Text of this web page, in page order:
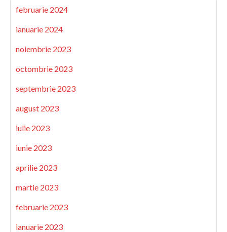
februarie 2024
ianuarie 2024
noiembrie 2023
octombrie 2023
septembrie 2023
august 2023
iulie 2023
iunie 2023
aprilie 2023
martie 2023
februarie 2023
ianuarie 2023